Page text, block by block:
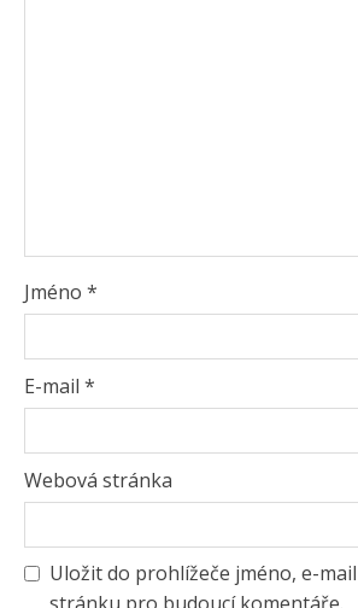
Jméno *
E-mail *
Webová stránka
Uložit do prohlížeče jméno, e-